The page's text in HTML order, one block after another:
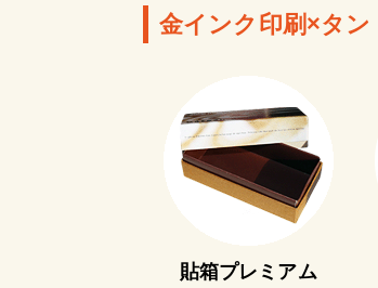
金インク印刷×タ
貼箱プレミアム